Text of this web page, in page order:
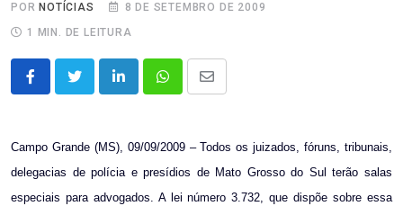
POR NOTÍCIAS
8 DE SETEMBRO DE 2009
1 MIN. DE LEITURA
LinkedInWhatsappShare
Email
Campo Grande (MS), 09/09/2009 – Todos os juizados, fóruns, tribunais,
delegacias de polícia e presídios de Mato Grosso do Sul terão salas
especiais para advogados. A lei número 3.732, que dispõe sobre essa